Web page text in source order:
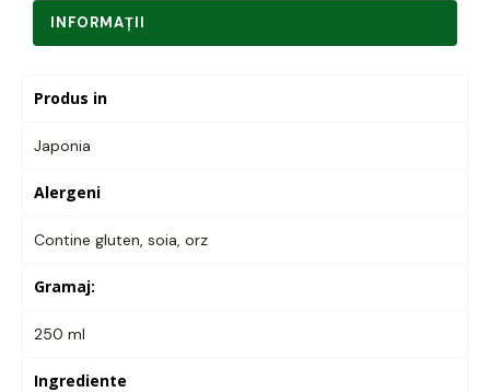
INFORMAŢII
Produs in
Japonia
Alergeni
Contine gluten, soia, orz
Gramaj:
250 ml
Ingrediente